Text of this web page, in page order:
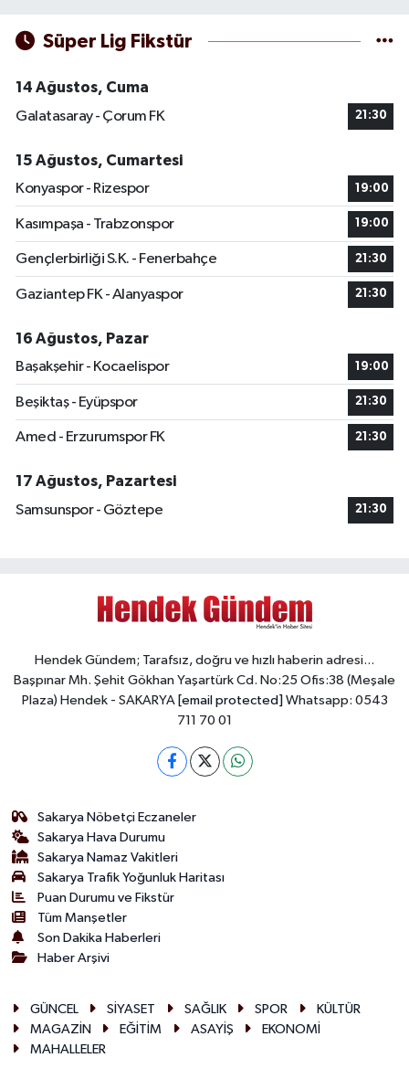
Süper Lig Fikstür
14 Ağustos, Cuma
Galatasaray - Çorum FK
21:30
15 Ağustos, Cumartesi
Konyaspor - Rizespor
19:00
Kasımpaşa - Trabzonspor 19:00
Gençlerbirliği S.K. - Fenerbahçe 21:30
Gaziantep FK - Alanyaspor 21:30
16 Ağustos, Pazar
Başakşehir - Kocaelispor
19:00
Beşiktaş - Eyüpspor 21:30
Amed - Erzurumspor FK 21:30
17 Ağustos, Pazartesi
Samsunspor - Göztepe
21:30
Hendek Gündem; Tarafsız, doğru ve hızlı haberin adresi...
Başpınar Mh. Şehit Gökhan Yaşartürk Cd. No:25 Ofis:38 (Meşale
Plaza) Hendek - SAKARYA [email protected] Whatsapp: 0543
711 70 01
Sakarya Nöbetçi Eczaneler
Sakarya Hava Durumu
Sakarya Namaz Vakitleri
Sakarya Trafik Yoğunluk Haritası
Puan Durumu ve Fikstür
Tüm Manşetler
Son Dakika Haberleri
Haber Arşivi
GÜNCEL SİYASET SAĞLIK SPOR
KÜLTÜR
MAGAZİN
EĞİTİM ASAYİŞ
EKONOMİ
MAHALLELER